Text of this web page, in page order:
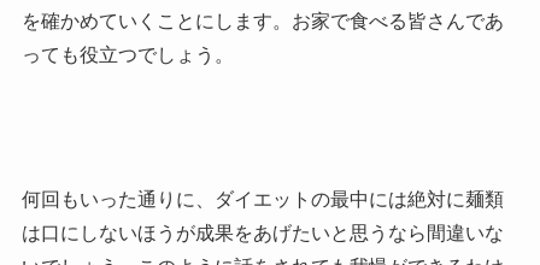
を確かめていくことにします。お家で食べる皆さんであ
っても役立つでしょう。
何回もいった通りに、ダイエットの最中には絶対に麺類
は口にしないほうが成果をあげたいと思うなら間違いな